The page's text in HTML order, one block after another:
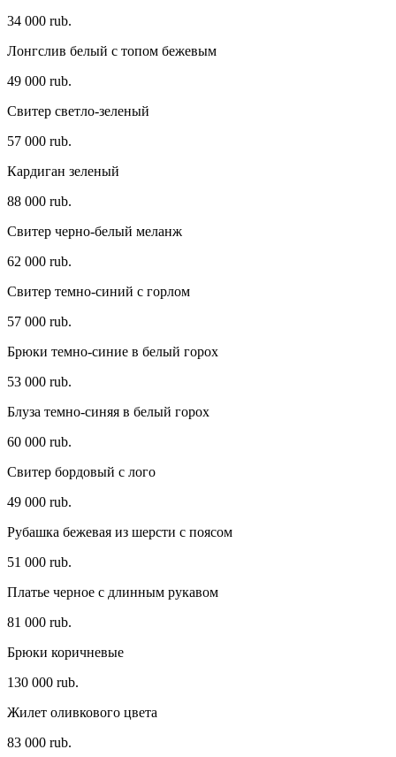
34 000 rub.
Лонгслив белый с топом бежевым
49 000 rub.
Свитер светло-зеленый
57 000 rub.
Кардиган зеленый
88 000 rub.
Свитер черно-белый меланж
62 000 rub.
Свитер темно-синий с горлом
57 000 rub.
Брюки темно-синие в белый горох
53 000 rub.
Блуза темно-синяя в белый горох
60 000 rub.
Свитер бордовый с лого
49 000 rub.
Рубашка бежевая из шерсти с поясом
51 000 rub.
Платье черное c длинным рукавом
81 000 rub.
Брюки коричневые
130 000 rub.
Жилет оливкового цвета
83 000 rub.